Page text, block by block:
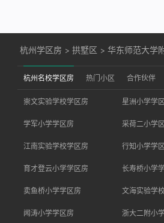
杭州学区房 >拱墅区 >华东师范大学
杭州名校学区房 热门小区 合作伙伴
崇文实验学校学区房 星洲小学学
学军小学学区房 采荷二小学
江南实验学校学区房 行知小学学
育才登云小学学区房 长寿桥小学
卖鱼桥小学学区房 文海实验学
闻涛小学学区房 浙大二附小